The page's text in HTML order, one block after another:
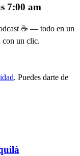
7:00 am
☕ — todo en un
con un clic.
. Puedes darte de